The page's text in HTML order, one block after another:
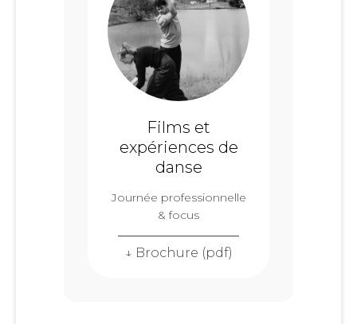
Films et
expériences de
danse
Journée professionnelle
& focus
↓ Brochure (pdf)